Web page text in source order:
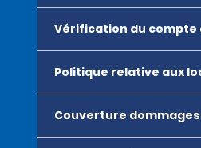
Vérification du compte
Politique relative aux
Couverture dommages